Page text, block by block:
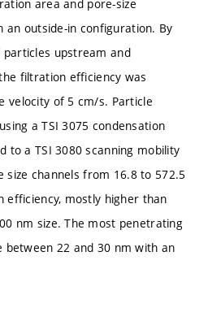
area and pore-size
outside-in configuration. By
upstream and
filtration efficiency was
velocity of 5 cm/s. Particle
a TSI 3075 condensation
to a TSI 3080 scanning mobility
size channels from 16.8 to 572.5
efficiency, mostly higher than
nm size. The most penetrating
between 22 and 30 nm with an